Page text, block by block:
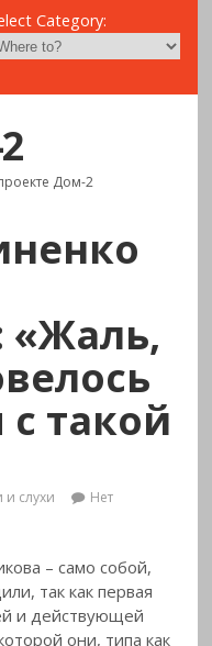
Category:
Дом-2
с такой
и слухи
Нет
– само собой,
так как первая
и действующей
они, типа как